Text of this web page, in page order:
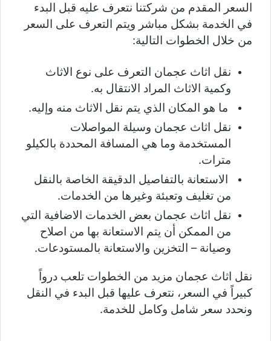
السعر المقدم من شركتنا نتعرف عليه قبل البدء
في الخدمة بشكل مباشر ويتم التعرف على السعر
من خلال الخطوات التالية:
نقل اثاث عجمان التعرف على نوع الاثاث
وكمية الاثاث المراد الانتقال به.
ما هو المكان الذي يتم نقل الاثاث منه وإليه.
نقل اثاث عجمان وسيلة المواصلات
المستخدمة وما هي المسافة المحددة بالكيلو
مترات.
الاستعانة بالتفاصيل الدقيقة الخاصة بالنقل
من تغليف وتعبئة وغيرها من الخدمات.
نقل اثاث عجمان بعض الخدمات الاضافية التي
من الممكن أن يتم الاستعانة بها من اصلاح
وصيانة – التخزين والاستعانة بالمستودعات.
نقل اثاث عجمان مزيد من الخطوات تلعب درواً
كبيراً في السعر، نتعرف عليها قبل البدء في النقل
ونحدد سعر شامل وكامل للخدمة.